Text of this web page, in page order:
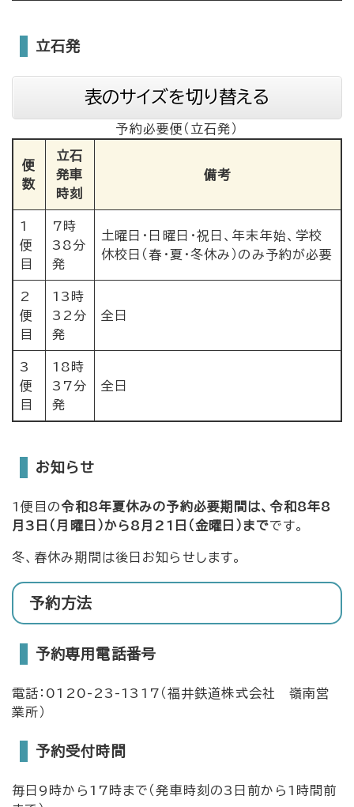
立石発
表のサイズを切り替える
予約必要便（立石発）
便
数
立石
発車
時刻
備考
1
便
目
7時
38分
発
土曜日・日曜日・祝日、年末年始、学校
休校日（春・夏・冬休み）のみ予約が必要
2
便
目
13時
32分
発
全日
3
便
目
18時
37分
発
全日
お知らせ
1便目の令和8年夏休みの予約必要期間は、令和8年8
月3日（月曜日）から8月21日（金曜日）までです。
冬、春休み期間は後日お知らせします。
予約方法
予約専用電話番号
電話：0120-23-1317（福井鉄道株式会社 嶺南営
業所）
予約受付時間
毎日9時から17時まで（発車時刻の3日前から1時間前